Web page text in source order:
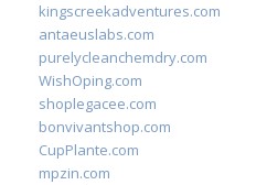
kingscreekadventures.com
antaeuslabs.com
purelycleanchemdry.com
WishOping.com
shoplegacee.com
bonvivantshop.com
CupPlante.com
mpzin.com